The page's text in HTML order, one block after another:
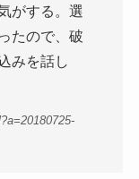
がする。選
たので、破
みを話し